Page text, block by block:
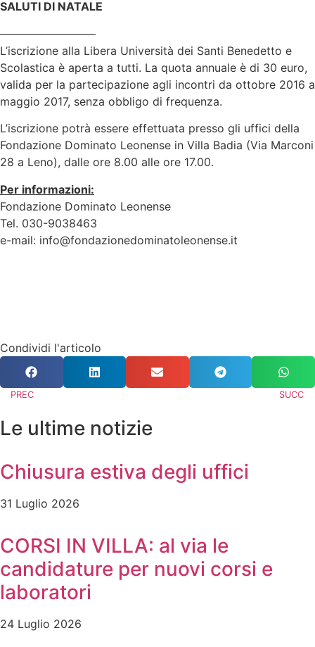
SALUTI DI NATALE
————————–
L’iscrizione alla Libera Università dei Santi Benedetto e
Scolastica è aperta a tutti. La quota annuale è di 30 euro,
valida per la partecipazione agli incontri da ottobre 2016 a
maggio 2017, senza obbligo di frequenza.
L’iscrizione potrà essere effettuata presso gli uffici della
Fondazione Dominato Leonense in Villa Badia (Via Marconi
28 a Leno), dalle ore 8.00 alle ore 17.00.
Per informazioni:
Fondazione Dominato Leonense
Tel. 030-9038463
e-mail: info@fondazionedominatoleonense.it
Condividi l'articolo
PREC SUCC
Le ultime notizie
Chiusura estiva degli uffici
31 Luglio 2026
CORSI IN VILLA: al via le
candidature per nuovi corsi e
laboratori
24 Luglio 2026